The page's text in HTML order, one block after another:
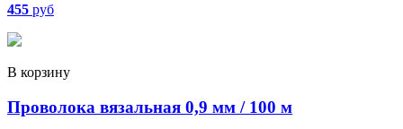
455 руб
В корзину
Проволока вязальная 0,9 мм / 100 м